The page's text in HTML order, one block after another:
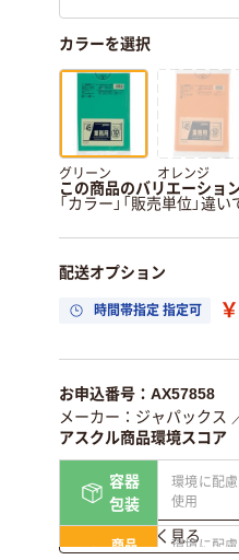
カラーを選択
グリーン オレンジ
この商品のバリエーショ
「カラー」「販売単位」違
配送オプション
時間帯指定 指定可
お申込番号：AX57858
メーカー：ジャパックス
アスクル商品環境スコア
容器
包装
環境に配
使用
商品
環境に配
詳しく見る